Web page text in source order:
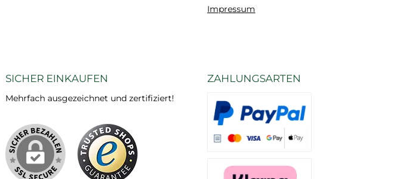
Impressum
SICHER EINKAUFEN
Mehrfach ausgezeichnet und zertifiziert!
ZAHLUNGSARTEN